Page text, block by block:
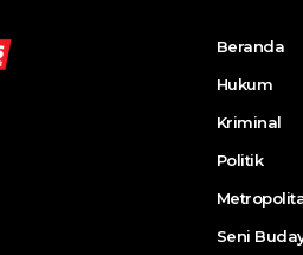
Beranda
Hukum
Kriminal
Politik
Seni